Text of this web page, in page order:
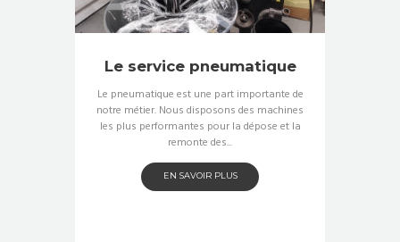
Le service pneumatique
Le pneumatique est une part importante de
notre métier. Nous disposons des machines
les plus performantes pour la dépose et la
remonte des...
EN SAVOIR PLUS